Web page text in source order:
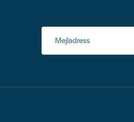
Mejladress